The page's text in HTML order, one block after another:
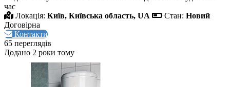
час
Локація: Київ, Київська область, UA Стан: Новий
Договірна
Контакти
65 переглядів
Додано 2 роки тому